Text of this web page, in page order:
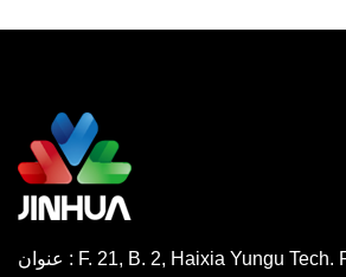
عنوان : F. 21, B. 2, Haixia Yungu Tech. Park,